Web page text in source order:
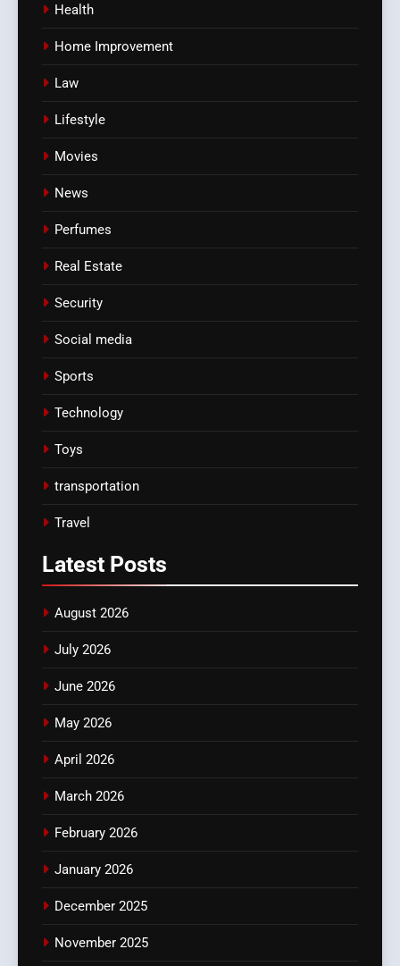
Health
Home Improvement
Law
Lifestyle
Movies
News
Perfumes
Real Estate
Security
Social media
Sports
Technology
Toys
transportation
Travel
Latest Posts
August 2026
July 2026
June 2026
May 2026
April 2026
March 2026
February 2026
January 2026
December 2025
November 2025